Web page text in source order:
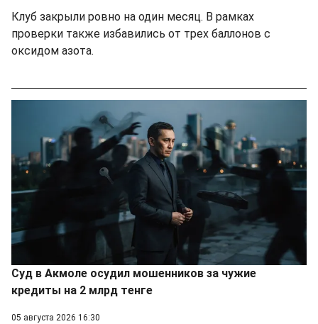
Клуб закрыли ровно на один месяц. В рамках
проверки также избавились от трех баллонов с
оксидом азота.
Суд в Акмоле осудил мошенников за чужие
кредиты на 2 млрд тенге
05 августа 2026 16:30